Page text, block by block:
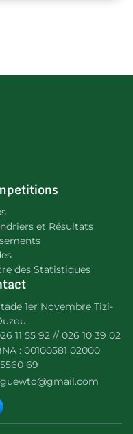
et Résultats
des Statistiques
1er Novembre Tizi-
11 55 92 // 026 10 39 02
: 00100581 02000
69